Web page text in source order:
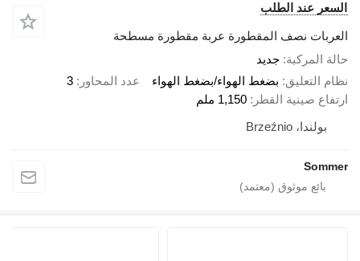
السعر عند الطلب
العربات نصف المقطورة عربة مقطورة مسطحة
حالة المركبة جديد
نظام التعليق بضغط الهواء/بضغط الهواء عدد المحاور
3
ارتفاع صينية القطر
1,150 ملم
بولندا، Brzeźnio
Sommer